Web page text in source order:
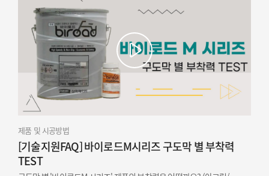
제품 및 시공방법
[기술지원FAQ] 바이로드M시리즈 구도막 별 부착력
TEST